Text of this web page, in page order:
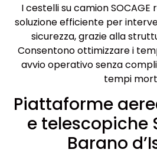
I cestelli su camion
soluzione efficiente per
sicurezza, grazie alla
Consentono ottimizzare i
avvio operativo senza
tempi
Piattaforme
e telescopiche
Barano